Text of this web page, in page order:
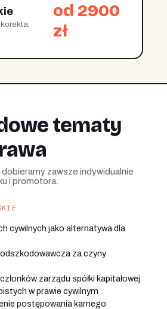
od 2900
zł
tematy
zawsze indywidualnie
i promotora.
cywilnych jako alternatywa dla
za czyny
zarządu spółki kapitałowej
w prawie cywilnym
postępowania karnego